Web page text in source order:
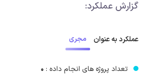
گزارش عملکرد:
عملکرد به عنوان مجری
تعداد پروژه های انجام داده : 0